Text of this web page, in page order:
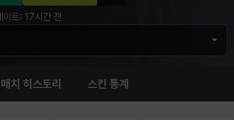
이트: 17시간 전
매치 히스토리 스킨 통계